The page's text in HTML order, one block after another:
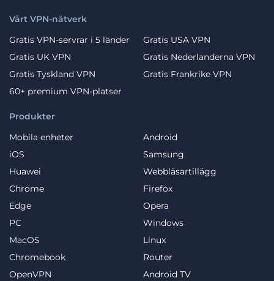
Produkter
Mobila enheter
Android
iOS
Samsung
Huawei
Webbläsartillägg
Chrome
Firefox
Edge
Opera
PC
Windows
MacOS
Linux
Chromebook
Router
OpenVPN
Android TV
Vårt VPN-nätverk
Gratis VPN-servrar i 5 länder
Gratis USA VPN
Gratis UK VPN
Gratis Nederlanderna VPN
Gratis Tyskland VPN
Gratis Frankrike VPN
60+ premium VPN-platser